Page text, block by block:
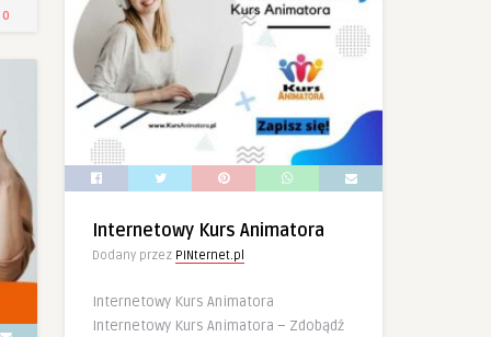
0
Internetowy Kurs Animatora
Dodany przez PINternet.pl
Internetowy Kurs Animatora
Internetowy Kurs Animatora – Zdobądź